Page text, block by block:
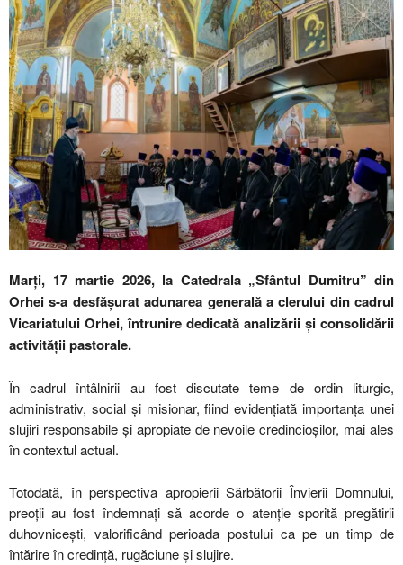
Marți, 17 martie 2026, la Catedrala „Sfântul Dumitru” din
Orhei s-a desfășurat adunarea generală a clerului din cadrul
Vicariatului Orhei, întrunire dedicată analizării și consolidării
activității pastorale.
În cadrul întâlnirii au fost discutate teme de ordin liturgic,
administrativ, social și misionar, fiind evidențiată importanța unei
slujiri responsabile și apropiate de nevoile credincioșilor, mai ales
în contextul actual.
Totodată, în perspectiva apropierii Sărbătorii Învierii Domnului,
preoții au fost îndemnați să acorde o atenție sporită pregătirii
duhovnicești, valorificând perioada postului ca pe un timp de
întărire în credință, rugăciune și slujire.